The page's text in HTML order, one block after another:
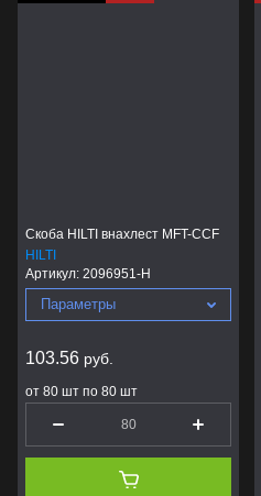
Скоба HILTI внахлест MFT-CCF
HILTI
Артикул: 2096951-H
Параметры
103.56 руб.
от 80 шт по 80 шт